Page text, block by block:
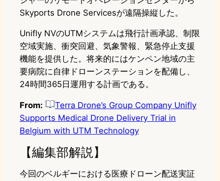
Skyports Drone Servicesが遠隔操縦した。
Unifly NVのUTMシステムは飛行計画承認、制限
空域実施、衝突回避、気象警報、緊急停止支援
機能を提供した。将来的にはケンペン地域の主
要病院に自律ドローンステーションを配備し、
24時間365日運用する計画である。
From:
Terra Drone’s Group Company Unifly
Supports Medical Drone Delivery Trial in
Belgium with UTM Technology
【編集部解説】
今回のベルギーにおける医療ドローン配送実証